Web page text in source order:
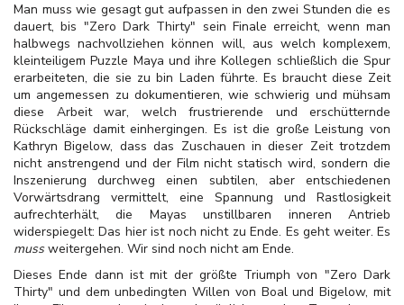
Man muss wie gesagt gut aufpassen in den zwei Stunden die es
dauert, bis "Zero Dark Thirty" sein Finale erreicht, wenn man
halbwegs nachvollziehen können will, aus welch komplexem,
kleinteiligem Puzzle Maya und ihre Kollegen schließlich die Spur
erarbeiteten, die sie zu bin Laden führte. Es braucht diese Zeit
um angemessen zu dokumentieren, wie schwierig und mühsam
diese Arbeit war, welch frustrierende und erschütternde
Rückschläge damit einhergingen. Es ist die große Leistung von
Kathryn Bigelow, dass das Zuschauen in dieser Zeit trotzdem
nicht anstrengend und der Film nicht statisch wird, sondern die
Inszenierung durchweg einen subtilen, aber entschiedenen
Vorwärtsdrang vermittelt, eine Spannung und Rastlosigkeit
aufrechterhält, die Mayas unstillbaren inneren Antrieb
widerspiegelt: Das hier ist noch nicht zu Ende. Es geht weiter. Es
mussweitergehen. Wir sind noch nicht am Ende.
Dieses Ende dann ist mit der größte Triumph von "Zero Dark
Thirty" und dem unbedingten Willen von Boal und Bigelow, mit